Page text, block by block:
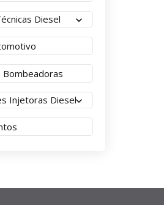
Diesel
Bombeadoras
Injetoras Diesel